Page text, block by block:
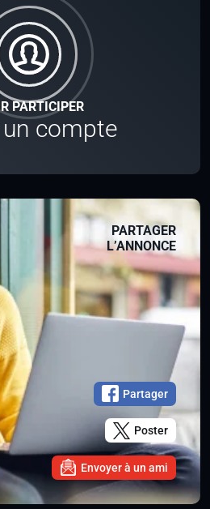
PARTICIPER
un compte
PARTAGER
L’ANNONCE
Partager
Poster
Envoyer à un ami